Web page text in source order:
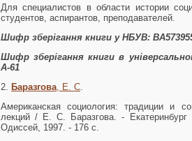
Для специалистов в области истории
студентов, аспирантов, преподавателей.
Шифр зберігання книги у НБУВ:
Шифр зберігання книги в
А-61
2. Баразгова, Е. С.
Американская социология: традиции и
лекций / Е. С. Баразгова. -
Одиссей, 1997. - 176 с.